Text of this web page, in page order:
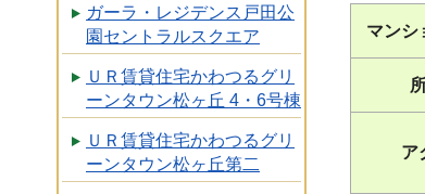
ガーラ・レジデンス戸田公
園セントラルスクエア
ＵＲ賃貸住宅かわつるグリ
ーンタウン松ヶ丘 4・6号棟
ＵＲ賃貸住宅かわつるグリ
ーンタウン松ヶ丘第二
マンシ
ア